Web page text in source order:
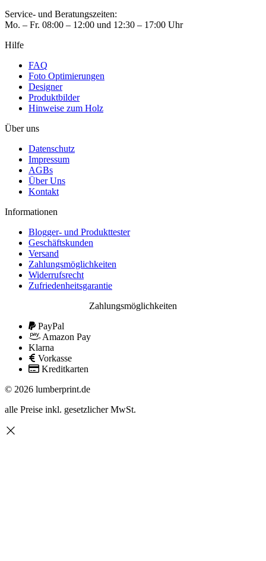
Service- und Beratungszeiten:
Mo. – Fr. 08:00 – 12:00 und 12:30 – 17:00 Uhr
Hilfe
FAQ
Foto Optimierungen
Designer
Produktbilder
Hinweise zum Holz
Über uns
Datenschutz
Impressum
AGBs
Über Uns
Kontakt
Informationen
Blogger- und Produkttester
Geschäftskunden
Versand
Zahlungsmöglichkeiten
Widerrufsrecht
Zufriedenheitsgarantie
Zahlungsmöglichkeiten
PayPal
Amazon Pay
Klarna
Vorkasse
Kreditkarten
© 2026 lumberprint.de
alle Preise inkl. gesetzlicher MwSt.